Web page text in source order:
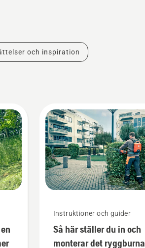
och inspiration
Instruktioner och guider
Så här ställer du in och
monterar det ryggburna